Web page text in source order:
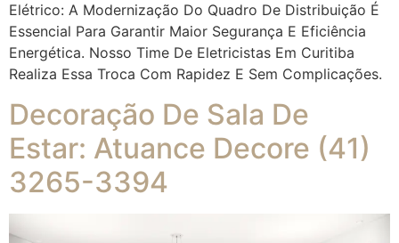
Elétrico: A Modernização Do Quadro De Distribuição É
Essencial Para Garantir Maior Segurança E Eficiência
Energética. Nosso Time De Eletricistas Em Curitiba
Realiza Essa Troca Com Rapidez E Sem Complicações.
Decoração De Sala De
Estar: Atuance Decore (41)
3265-3394